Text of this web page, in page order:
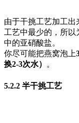
由于干挑工艺加工
工艺中最少的，所
中的亚硝酸盐。
你尽可能把燕窝泡上
换2-3次水）
。
5.2.2 半干挑工艺